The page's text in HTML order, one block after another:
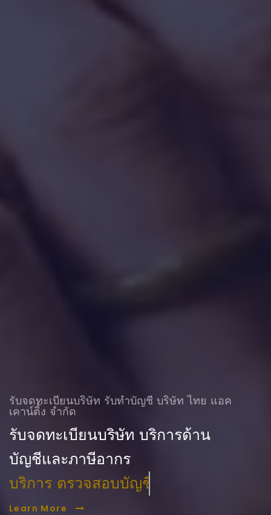
รับจดทะเบียนบริษัท รับทําบัญชี บริษัท ไทย แอค
เคาน์ติ้ง จำกัด
รับจดทะเบียนบริษัท บริการด้าน
บัญชีและภาษีอากร
บริการ ตรวจสอบบัญชี
Learn More